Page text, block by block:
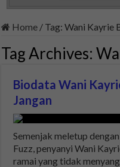
Home / Tag:Wani Kayrie
Tag Archives:
Biodata Wani
Jangan
Semenjak meletup dengan
Fuzz, penyanyi Wani
ramai yang tidak